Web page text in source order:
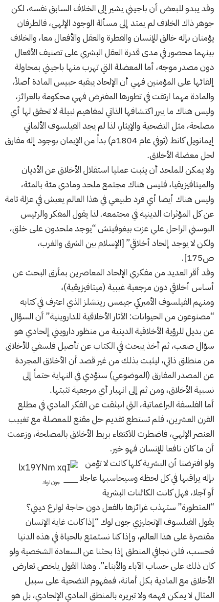
وقد يبدو للبعض أن باجيني يشير إلى الخلاف السابق نفسه، لكن
جوهر ذاك الخلاف لم يمتد إلى مسألة الوجود الإلهي، فالطرفان
يؤمنان بإله خالق للإنسان والفطرة والعقل والأفعال معا، والخلاف
بينهما محصور في مدى قدرة العقل البشري على تصنيف الأفعال
دون مصدر موجه، أما المعضلة التي تهرب منها باجيني بمحاولة
إلقائها على المؤمنين فهي أن الإلحاد يبقيه حبيس المادة أصلاً،
والمادة مهما ارتقت في تطورها المفترض فهي محكومة بالغرائز،
وليس هناك ما يبرر اكتشافها الذاتي لمفاهيم نبيلة لا تحقق لها أي
مصلحة، مثل التضحية والإيثار، لذا لم يجد الفيلسوف الألماني
إيمانويل كانط (توفي عام 1804م) بداً من الإيمان بوجود إله مفارق
لحل معضلة الأخلاق.
ولا يمكن للملحد أن يثبت عمليا استقلال الأخلاق عن الأديان
والميتافيزيقيا، فليس هناك مجتمع ملحد ومادي مئة بالمئة،
وليس هناك أيضا أي فرد طبيعي في هذا العالم يعيش في عزلة تامة
عن كل المؤثرات الدينية في مجتمعه. لذا يقول المفكر والرئيس
البوسني الراحل علي عزت بيغوفيتش “يوجد ملحدون على خلق،
ولكن لا يوجد إلحاد أخلاقي” [الإسلام بين الشرق والغرب،
ص175].
وقد أقر العديد من مفكري الإلحاد المعاصرين بمأزق البحث عن
أساس أخلاقي دون مرجعية غيبية (ميتافيزيقية)،
ومنهم الفيلسوف الأميركي جيمس ريتشلز الذي اعترف في كتابه
“مصنوعون من الحيوانات: الآثار الأخلاقية للداروينية” أن السؤال
عن بديل للرؤية الأخلاقية الدينية من منظور دارويني إلحادي هو
سؤال صعب، ثم أخذ يبحث في الكتاب عن تأصيل فلسفي للأخلاق
من منطلق ذاتي، ليثبت بذلك من غير قصد أن الأخلاق المجردة
عن المصدر المفارق (الموضوعي) ستؤدي في النهاية حتماً إلى
نسبية الأخلاق، ومن ثم إلى انهيار أي مرجعية تثبتها.
أما الفلسفةالبراغماتية، التي انبثقت عن الفكر المادي في مطلع
القرن العشرين، فلم تستطع تقديم حل مقنع للمعضلة مع تغييب
العنصر الإلهي، فاضطرت للاكتفاء بربط الأخلاق بالمصلحة، وزعمت
أن ما كان نافعا للإنسان فهو خير.
جون لوك
ولو افترضنا أن البشرية كلها كانت لا تؤمن
بإله يراقبها في كل لحظة وسيحاسبها عاجلا
أو آجلا، فهل كانت الكائنات البشرية
“المتطورة” ستهذب غرائزها بالفعل دون حاجة لوازع ديني؟
يقول الفيلسوف الإنجليزي جون لوك “إذا كانت غاية الإنسان
مقتصرة على هذا العالم، وإذا كنا نستمتع بالحياة في هذه الدنيا
فحسب، فلن نجافي المنطق إذا بحثنا عن السعادة الشخصية ولو
كان ذلك على حساب الآباء والأبناء”. وهذا القول يلخص تعارض
الأخلاق مع المادية بكل أمانة، فمفهوم التضحية على سبيل
المثال لا يمكن فهمه ولا تبريره بالمنطق المادي الإلحادي، بل هو